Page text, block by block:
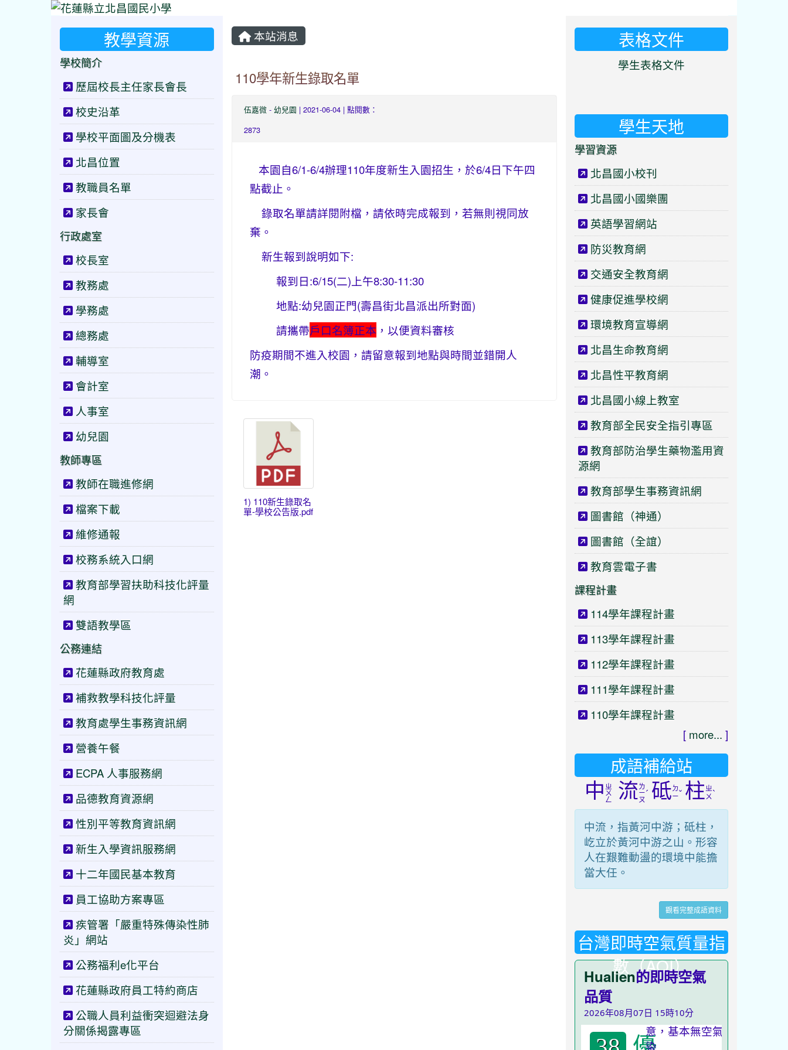
本站消息
110學年新生錄取名單
伍嘉微- 幼兒園 | 2021-06-04 | 點閱數：
2873
本園自6/1-6/4辦理110年度新生入園招生，於6/4日下午四
點截止。
錄取名單請詳閱附檔，請依時完成報到，若無則視同放
棄。
新生報到說明如下:
報到日:6/15(二)上午8:30-11:30
地點:幼兒園正門(壽昌街北昌派出所對面)
請攜帶戶口名簿正本 ，以便資料審核
防疫期間不進入校園，請留意報到地點與時間並錯開人
潮。
1) 110新生錄取名
單-學校公告版.pdf
教學資源
學校簡介
歷屆校長主任家長會長
校史沿革
學校平面圖及分機表
北昌位置
教職員名單
家長會
行政處室
校長室
教務處
學務處
總務處
輔導室
會計室
人事室
幼兒園
教師專區
教師在職進修網
檔案下載
維修通報
校務系統入口網
教育部學習扶助科技化評量
網
雙語教學區
公務連結
花蓮縣政府教育處
補救教學科技化評量
教育處學生事務資訊網
營養午餐
ECPA 人事服務網
品德教育資源網
性別平等教育資訊網
新生入學資訊服務網
十二年國民基本教育
員工協助方案專區
疾管署「嚴重特殊傳染性肺
炎」網站
公務福利e化平台
花蓮縣政府員工特約商店
公職人員利益衝突迴避法身
分關係揭露專區
表格文件
學生表格文件
學生天地
學習資源
北昌國小校刊
北昌國小國樂團
英語學習網站
防災教育網
交通安全教育網
健康促進學校網
環境教育宣導網
北昌生命教育網
北昌性平教育網
北昌國小線上教室
教育部全民安全指引專區
教育部防治學生藥物濫用資
源網
教育部學生事務資訊網
圖書館（神通）
圖書館（全誼）
教育雲電子書
課程計畫
114學年課程計畫
113學年課程計畫
112學年課程計畫
111學年課程計畫
110學年課程計畫
[ more... ]
成語補給站
中 ㄓ
ㄨ
ㄥ 流 ㄌ
ㄧ
ㄡ
ˊ 砥ㄉ
ㄧˇ 柱ㄓ
ㄨˋ
中流，指黃河中游；砥柱，
屹立於黃河中游之山。形容
人在艱難動盪的環境中能擔
當大任。
觀看完整成語資料
台灣即時空氣質量指
數（AQI）
Hualien的即時空氣
品質
2026年08月07日 15時10分